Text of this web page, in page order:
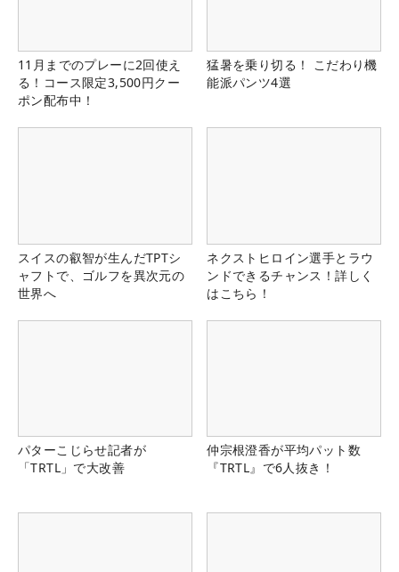
11月までのプレーに2回使え
る！コース限定3,500円クー
ポン配布中！
猛暑を乗り切る！ こだわり機
能派パンツ4選
スイスの叡智が生んだTPTシ
ャフトで、ゴルフを異次元の
世界へ
ネクストヒロイン選手とラウ
ンドできるチャンス！詳しく
はこちら！
パターこじらせ記者が
「TRTL」で大改善
仲宗根澄香が平均パット数
『TRTL』で6人抜き！